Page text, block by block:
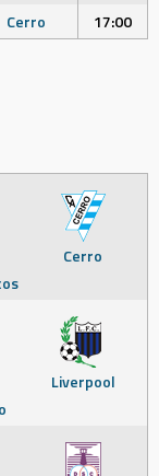
Cerro 17:00
Cerro
Liverpool